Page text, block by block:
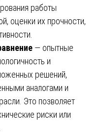
работы
оценки их прочности,
— опытные
и
решений,
аналогами и
Это позволяет
риски или